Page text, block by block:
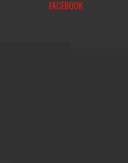
FACEBOOK